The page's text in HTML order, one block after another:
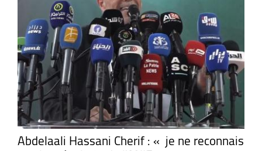
Abdelaali Hassani Cherif : « je ne reconnais